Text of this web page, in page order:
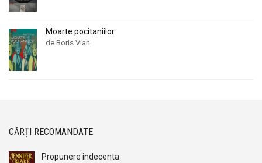
Moarte pocitaniilor
de Boris Vian
CĂRȚI RECOMANDATE
Propunere indecenta